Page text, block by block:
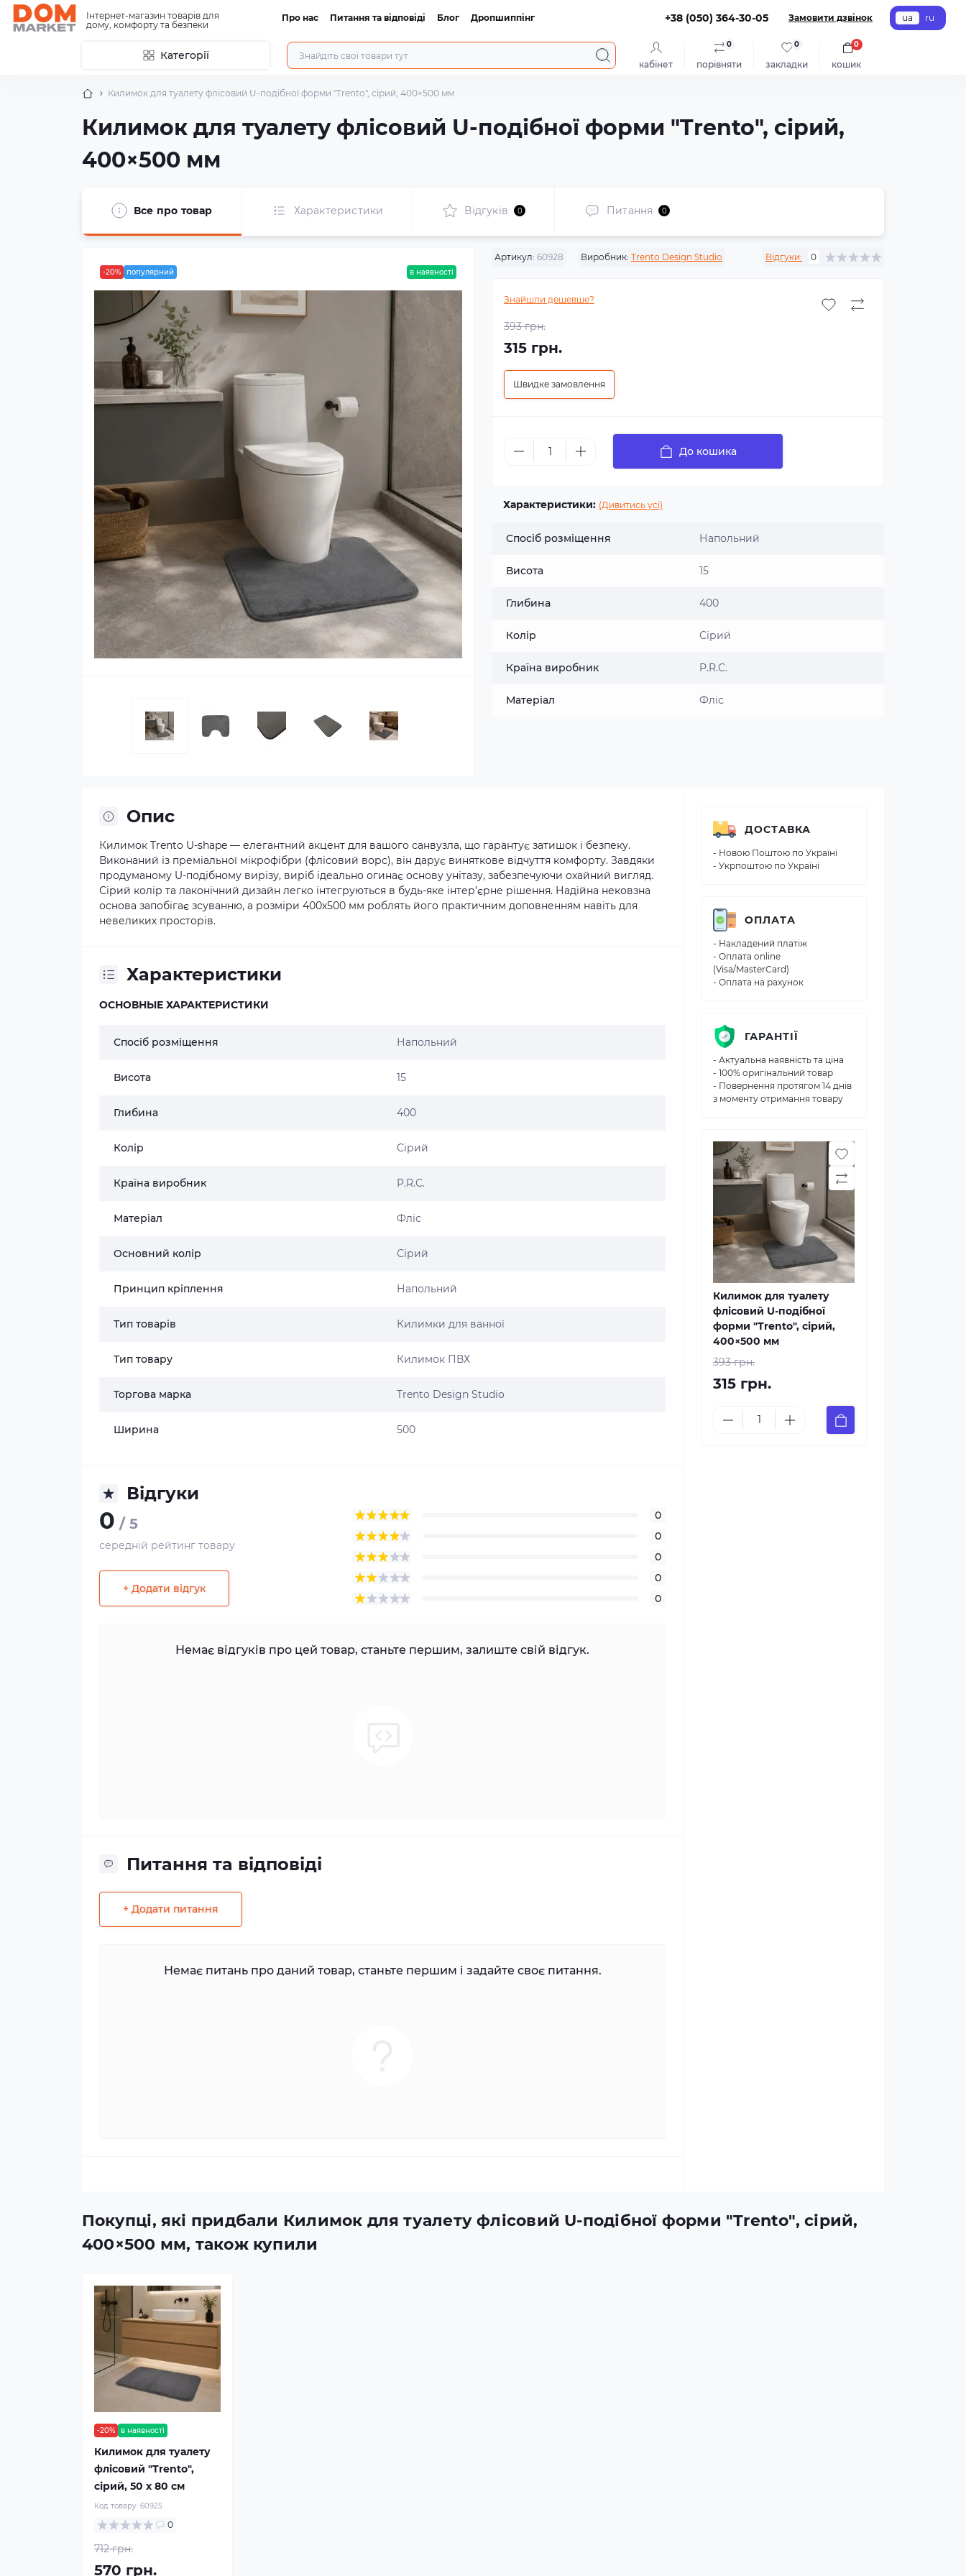
Інтернет-магазин товарів для
дому, комфорту та безпеки
Про нас Питання та відповіді Блог Дропшиппінг +38 (050) 364-30-05 Замовити дзвінок ua ru
Категорії
кабінет порівняти
0
закладки
0
кошик
0
Килимок для туалету флісовий U-подібної форми "Trento", сірий, 400×500 мм
Килимок для туалету флісовий U-подібної форми "Trento", сірий,
400×500 мм
Все про товар Характеристики Відгуків 0 Питання 0
-20% популярний в наявності
Артикул: 60928 Виробник: Trento Design Studio Відгуки: 0
Знайшли дешевше?
393 грн.
315 грн.
Швидке замовлення
До кошика
Характеристики: (Дивитись усі)
Спосіб розміщення Напольний
Висота 15
Глибина 400
Колір Сірий
Країна виробник P.R.C.
Матеріал Фліс
Опис
Килимок Trento U-shape — елегантний акцент для вашого санвузла, що гарантує затишок і безпеку.
Виконаний із преміальної мікрофібри (флісовий ворс), він дарує виняткове відчуття комфорту. Завдяки
продуманому U-подібному вирізу, виріб ідеально огинає основу унітазу, забезпечуючи охайний вигляд.
Сірий колір та лаконічний дизайн легко інтегруються в будь-яке інтер’єрне рішення. Надійна нековзна
основа запобігає зсуванню, а розміри 400х500 мм роблять його практичним доповненням навіть для
невеликих просторів.
Характеристики
ОСНОВНЫЕ ХАРАКТЕРИСТИКИ
Спосіб розміщення Напольний
Висота 15
Глибина 400
Колір Сірий
Країна виробник P.R.C.
Матеріал Фліс
Основний колір Сірий
Принцип кріплення Напольний
Тип товарів Килимки для ванної
Тип товару Килимок ПВХ
Торгова марка Trento Design Studio
Ширина 500
Відгуки
0 / 5
середній рейтинг товару
+ Додати відгук
0
0
0
0
0
Немає відгуків про цей товар, станьте першим, залиште свій відгук.
Питання та відповіді
+ Додати питання
Немає питань про даний товар, станьте першим і задайте своє питання.
ДОСТАВКА
- Новою Поштою по Україні
- Укрпоштою по Україні
ОПЛАТА
- Накладений платіж
- Оплата online
(Visa/MasterCard)
- Оплата на рахунок
ГАРАНТІЇ
- Актуальна наявність та ціна
- 100% оригінальний товар
- Повернення протягом 14 днів
з моменту отримання товару
Килимок для туалету
флісовий U-подібної
форми "Trento", сірий,
400×500 мм
393 грн.
315 грн.
Покупці, які придбали Килимок для туалету флісовий U-подібної форми "Trento", сірий,
400×500 мм, також купили
-20% в наявності
Килимок для туалету
флісовий "Trento",
сірий, 50 х 80 см
Код товару: 60925
0
712 грн.
570 грн.